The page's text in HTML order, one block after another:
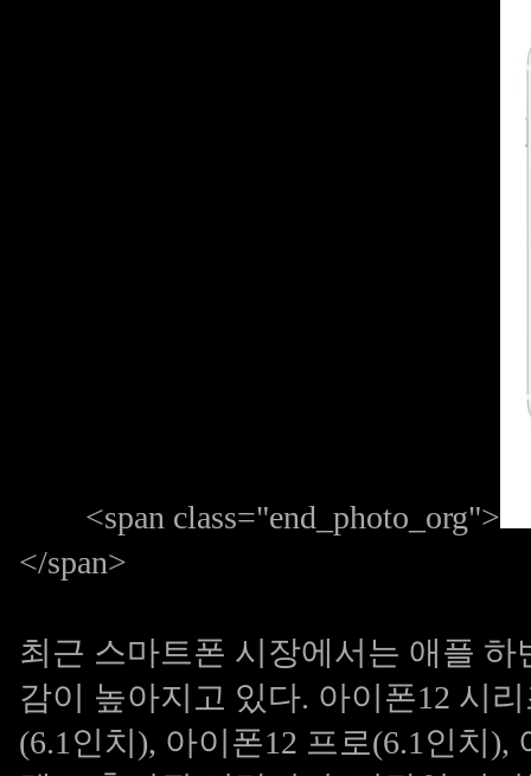
<span class="end_photo_org">
</span>
최근 스마트폰 시장에서는 애플
감이 높아지고 있다. 아이폰12 시
(6.1인치), 아이폰12 프로(6.1인치